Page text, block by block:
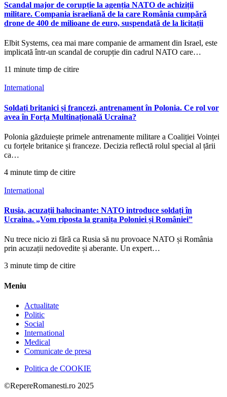
Scandal major de corupție la agenția NATO de achiziții
militare. Compania israeliană de la care România cumpără
drone de 400 de milioane de euro, suspendată de la licitații
Elbit Systems, cea mai mare companie de armament din Israel, este
implicată într-un scandal de corupție din cadrul NATO care…
11 minute timp de citire
International
Soldați britanici și francezi, antrenament în Polonia. Ce rol vor
avea în Forța Multinațională Ucraina?
Polonia găzduiește primele antrenamente militare a Coaliției Voinței
cu forțele britanice și franceze. Decizia reflectă rolul special al țării
ca…
4 minute timp de citire
International
Rusia, acuzații halucinante: NATO introduce soldați în
Ucraina. „Vom riposta la granița Poloniei și României”
Nu trece nicio zi fără ca Rusia să nu provoace NATO și România
prin acuzații nedovedite și aberante. Un expert…
3 minute timp de citire
Meniu
Actualitate
Politic
Social
International
Medical
Comunicate de presa
Politica de COOKIE
©RepereRomanesti.ro 2025